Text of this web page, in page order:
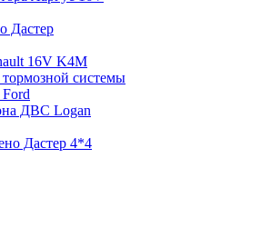
Дастер
16V K4M
системы
ДВС Logan
Дастер 4*4